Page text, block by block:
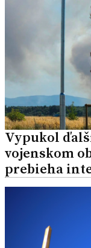
Vypukol
vojenskom
prebieha